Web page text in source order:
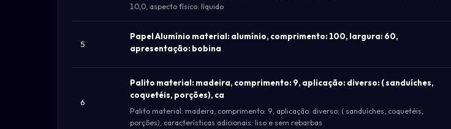
10,0, aspecto físico: líquido
5
Papel Alumínio material: alumínio, comprimento: 100, largura: 60,
apresentação: bobina
6
Palito material: madeira, comprimento: 9, aplicação: diverso: ( sanduíches,
coquetéis, porções), ca
Palito material: madeira, comprimento: 9, aplicação: diverso: ( sanduíches, coquetéis,
porções), características adicionais: liso e sem rebarbas